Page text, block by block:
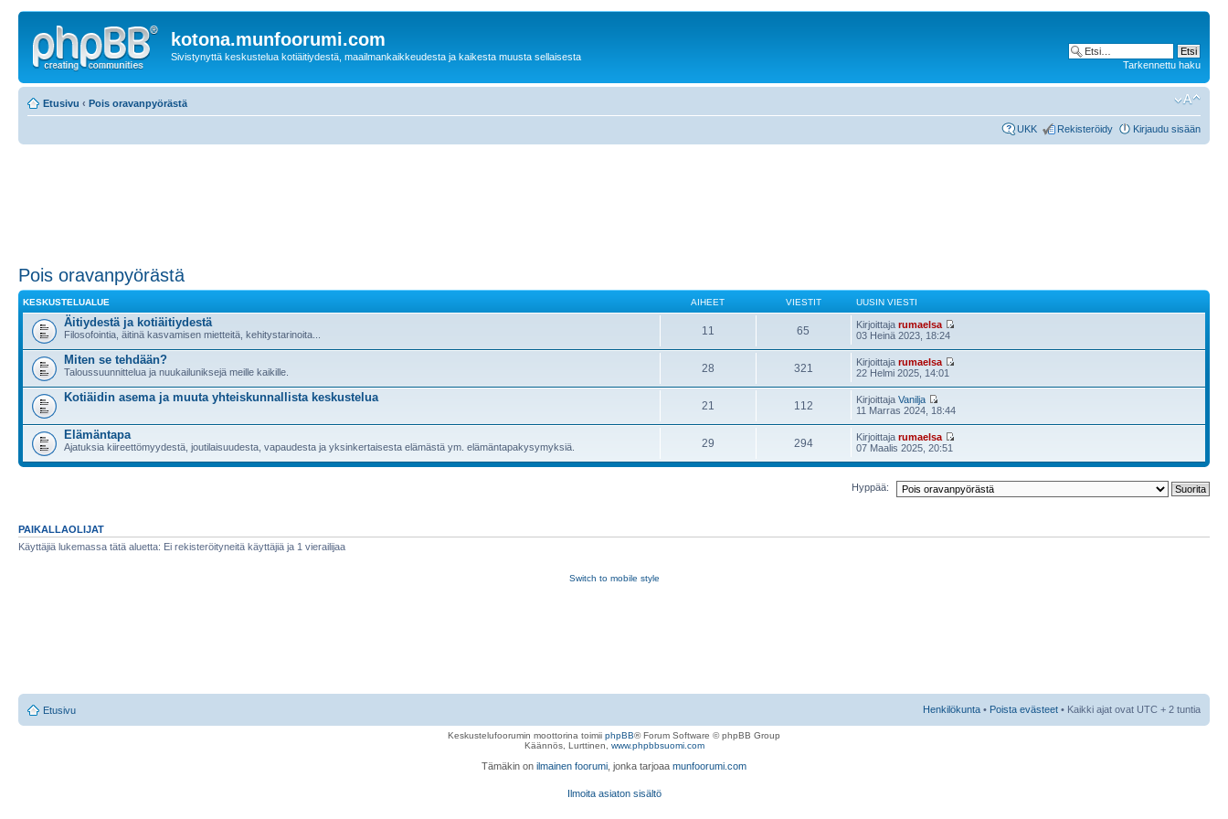
kotona.munfoorumi.com
Sivistynyttä keskustelua kotiäitiydestä, maailmankaikkeudesta ja kaikesta muusta sellaisesta
Tarkennettu haku
Etusivu ‹ Pois oravanpyörästä
UKK Rekisteröidy Kirjaudu sisään
Pois oravanpyörästä
KESKUSTELUALUE AIHEET VIESTIT UUSIN VIESTI
Äitiydestä ja kotiäitiydestä
Filosofointia, äitinä kasvamisen mietteitä, kehitystarinoita... 11 65 Kirjoittajarumaelsa
03 Heinä 2023, 18:24
Miten se tehdään?
Taloussuunnittelua ja nuukailuniksejä meille kaikille. 28 321 Kirjoittajarumaelsa
22 Helmi 2025, 14:01
Kotiäidin asema ja muuta yhteiskunnallista keskustelua
21 112 KirjoittajaVanilja
11 Marras 2024, 18:44
Elämäntapa
Ajatuksia kiireettömyydestä, joutilaisuudesta, vapaudesta ja yksinkertaisesta elämästä ym. elämäntapakysymyksiä. 29 294 Kirjoittajarumaelsa
07 Maalis 2025, 20:51
Hyppää:
PAIKALLAOLIJAT
Käyttäjiä lukemassa tätä aluetta: Ei rekisteröityneitä käyttäjiä ja 1 vierailijaa
Switch to mobile style
Etusivu Henkilökunta • Poista evästeet • Kaikki ajat ovat UTC + 2 tuntia
Keskustelufoorumin moottorina toimii phpBB® Forum Software © phpBB Group
Käännös, Lurttinen, www.phpbbsuomi.com
Tämäkin on ilmainen foorumi , jonka tarjoaa munfoorumi.com
Ilmoita asiaton sisältö